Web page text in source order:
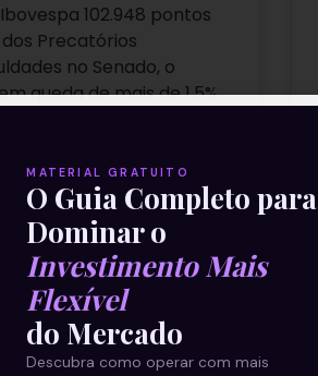
102.948 pontos
dos Precatórios
no Senado, o
queda de mais de 1,5%,
MATERIAL GRATUITO
O Guia Completo para
Dominar o
Investimento Mais
Flexível
do Mercado
Descubra como operar com mais